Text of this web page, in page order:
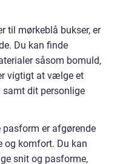
til mørkeblå bukser, er
Du kan finde
såsom bomuld,
vigtigt at vælge et
samt dit personlige
er afgørende
og komfort. Du kan
snit og pasforme,